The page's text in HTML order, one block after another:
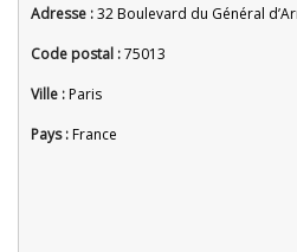
Adresse :32 Boulevard du Général
Code postal :75013
Ville :Paris
Pays :France